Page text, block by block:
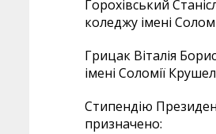
Горохівський
коледжу імені
Грицак Віталія
імені Соломії
Стипендію
призначено: